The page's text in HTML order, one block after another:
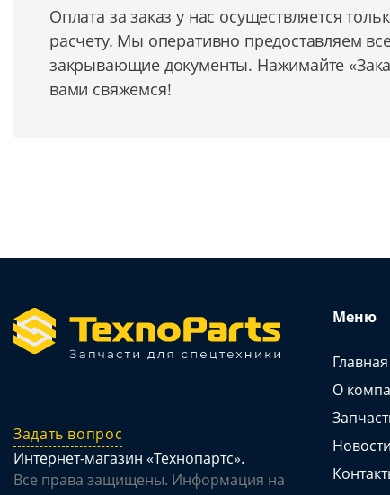
Оплата за заказ у нас осуществляется
расчету. Мы оперативно предоставляем
закрывающие документы. Нажимайте
вами свяжемся!
Задать вопрос
Интернет-магазин «Технопартс».
Все права защищены. Информация на
Меню
Главная
О
Новости